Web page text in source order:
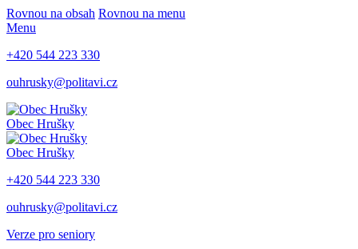
Rovnou na obsah Rovnou na menu
Menu
+420 544 223 330
ouhrusky@politavi.cz
Obec Hrušky
Obec Hrušky
+420 544 223 330
ouhrusky@politavi.cz
Verze pro seniory